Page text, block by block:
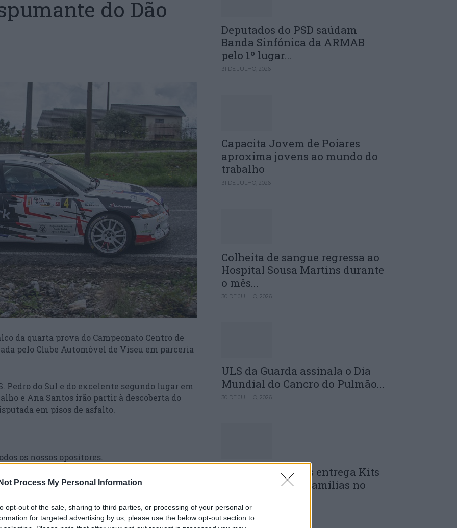
Process My Personal Information
opt-out of the sale, sharing to third parties, or processing of your personal or
for targeted advertising by us, please use the below opt-out section to
do Dão
da quarta prova do Campeonato Centro de
pelo Clube Automóvel de Viseu em parceria
Pedro do Sul e do excelente segundo lugar em
e Ana Santos irão partir à descoberta do
em pisos de asfalto.
os nossos opositores.
descoberta deste Espumante do Dão, que se
começou por adiantar o piloto
todos do mesmo patamar e pelo que já
Deputados do PSD saúdam
Banda Sinfónica da ARMAB
pelo 1º lugar...
31 DE JULHO, 2026
Capacita Jovem de Poiares
aproxima jovens ao mundo do
trabalho
31 DE JULHO, 2026
Colheita de sangue regressa ao
Hospital Sousa Martins durante
o mês...
30 DE JULHO, 2026
ULS da Guarda assinala o Dia
Mundial do Cancro do Pulmão...
30 DE JULHO, 2026
Município de Góis entrega Kits
Comunitários às famílias no
30 DE JULHO, 2026